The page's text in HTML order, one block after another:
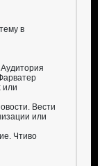
в
или
Вести
или
Чтиво